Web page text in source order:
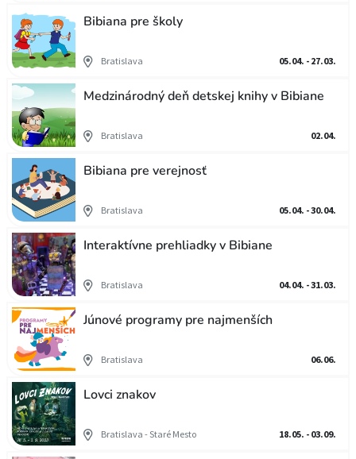
Bibiana pre školy
Bratislava 05.04. - 27.03.
Medzinárodný deň detskej knihy v Bibiane
Bratislava 02.04.
Bibiana pre verejnosť
Bratislava 05.04. - 30.04.
Interaktívne prehliadky v Bibiane
Bratislava 04.04. - 31.03.
Júnové programy pre najmenších
Bratislava 06.06.
Lovci znakov
Bratislava - Staré Mesto 18.05. - 03.09.